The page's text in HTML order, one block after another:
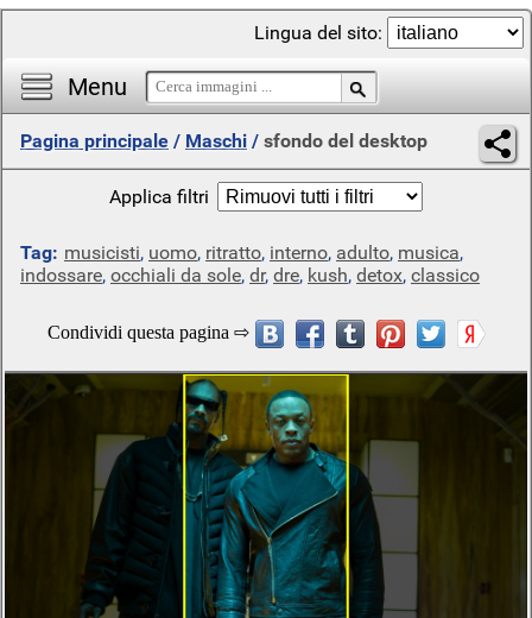
Menu
Lingua del sito:
Pagina principale / Maschi / sfondo del desktop
Applica filtri
Tag: musicisti, uomo, ritratto, interno, adulto, musica,
indossare, occhiali da sole, dr, dre, kush, detox, classico